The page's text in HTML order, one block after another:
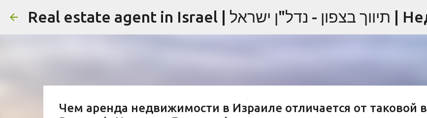
К основному контенту
Чем аренда недвижимости в Израиле отличается от таковой в